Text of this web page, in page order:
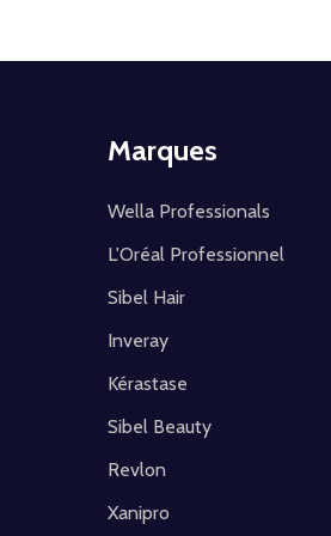
Marques
Wella Professionals
L'Oréal Professionnel
Sibel Hair
Inveray
Kérastase
Sibel Beauty
Revlon
Xanipro